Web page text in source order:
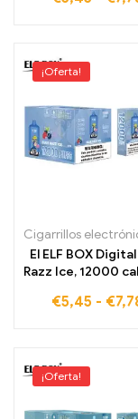
¡Oferta!
El ELF BOX
Razz Ice, 12000
mejor
€5,45 - €
¡Oferta!